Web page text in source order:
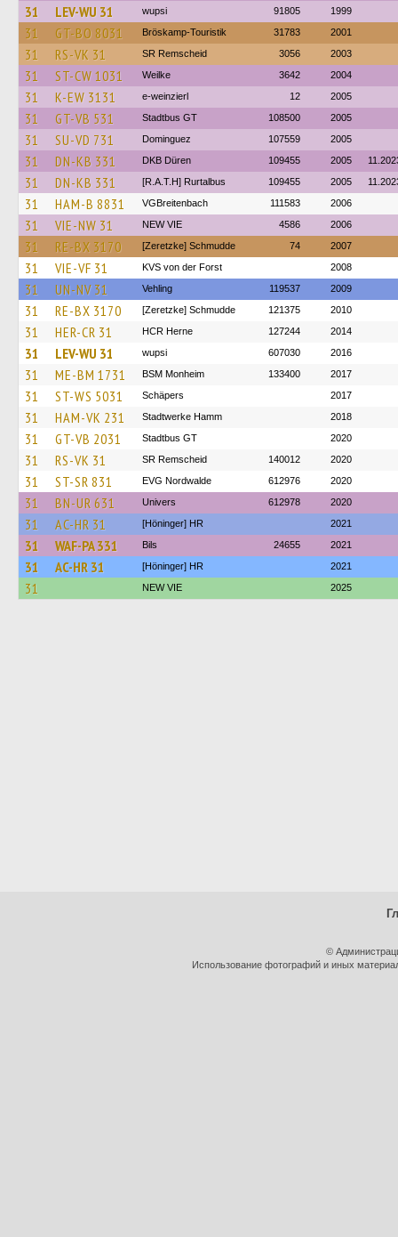
31 LEV-WU 31 wupsi 91805 1999
31 GT-BO 8031 Bröskamp-Touristik 31783 2001
31 RS-VK 31 SR Remscheid 3056 2003
31 ST-CW 1031 Weilke 3642 2004
31 K-EW 3131 e-weinzierl 12 2005
31 GT-VB 531 Stadtbus GT 108500 2005
31 SU-VD 731 Dominguez 107559 2005
31 DN-KB 331 DKB Düren 109455 2005
31 DN-KB 331 [R.A.T.H] Rurtalbus 109455 2005
31 HAM-B 8831 VGBreitenbach 111583 2006
31 VIE-NW 31 NEW VIE 4586 2006
31 RE-BX 3170 [Zeretzke] Schmudde 74 2007
31 VIE-VF 31 KVS von der Forst 2008
31 UN-NV 31 Vehling 119537 2009
31 RE-BX 3170 [Zeretzke] Schmudde 121375 2010
31 HER-CR 31 HCR Herne 127244 2014
31 LEV-WU 31 wupsi 607030 2016
31 ME-BM 1731 BSM Monheim 133400 2017
31 ST-WS 5031 Schäpers 2017
31 HAM-VK 231 Stadtwerke Hamm 2018
31 GT-VB 2031 Stadtbus GT 2020
31 RS-VK 31 SR Remscheid 140012 2020
31 ST-SR 831 EVG Nordwalde 612976 2020
31 BN-UR 631 Univers 612978 2020
31 AC-HR 31 [Höninger] HR 2021
31 WAF-PA 331 Bils 24655 2021
31 AC-HR 31 [Höninger] HR 2021
31 NEW VIE 2025
©
Использование фотографий и иных